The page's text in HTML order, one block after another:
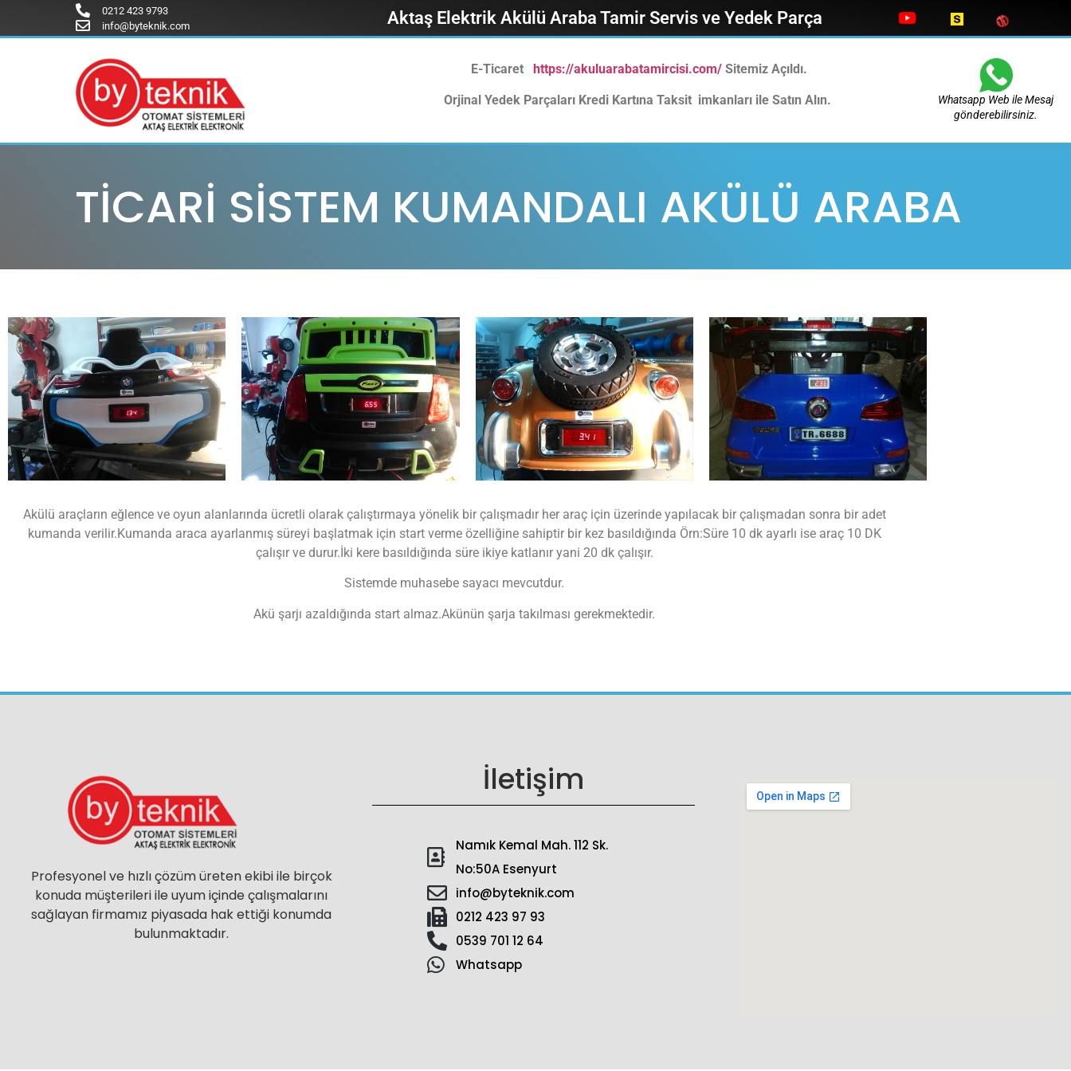
0212 423 9793
info@byteknik.com
Aktaş Elektrik Akülü Araba Tamir Servis ve Yedek Parça
E-Ticarethttps://akuluarabatamircisi.com/ Sitemiz Açıldı.
Orjinal Yedek Parçaları Kredi Kartına Taksit imkanları ile Satın Alın.
Whatsapp Web ile Mesaj
gönderebilirsiniz.
TİCARİ SİSTEM KUMANDALI AKÜLÜ ARABA
Akülü araçların eğlence ve oyun alanlarında ücretli olarak çalıştırmaya yönelik bir çalışmadır her araç için üzerinde yapılacak bir çalışmadan sonra bir adet
kumanda verilir.Kumanda araca ayarlanmış süreyi başlatmak için start verme özelliğine sahiptir bir kez basıldığında Örn:Süre 10 dk ayarlı ise araç 10 DK
çalışır ve durur.İki kere basıldığında süre ikiye katlanır yani 20 dk çalışır.
Sistemde muhasebe sayacı mevcutdur.
Akü şarjı azaldığında start almaz.Akünün şarja takılması gerekmektedir.
Profesyonel ve hızlı çözüm üreten ekibi ile birçok
konuda müşterileri ile uyum içinde çalışmalarını
sağlayan firmamız piyasada hak ettiği konumda
bulunmaktadır.
İletişim
Namık Kemal Mah. 112 Sk.
No:50A Esenyurt
info@byteknik.com
0212 423 97 93
0539 701 12 64
Whatsapp